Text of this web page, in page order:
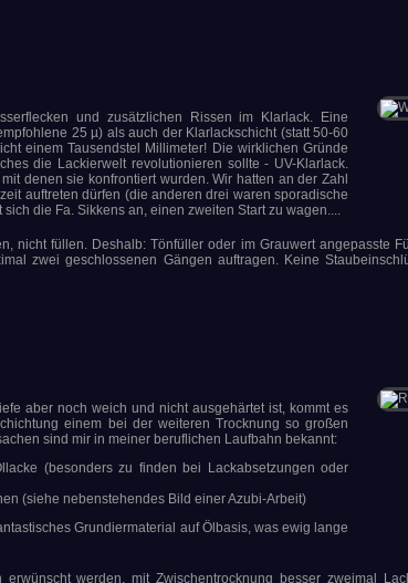
und zusätzlichen Rissen im Klarlack. Eine
25 µ) als auch der Klarlackschicht (statt 50-60
einem Tausendstel Millimeter! Die wirklichen Gründe
die Lackierwelt revolutionieren sollte - UV-Klarlack.
denen sie konfrontiert wurden. Wir hatten an der Zahl
auftreten dürfen (die anderen drei waren sporadische
die Fa. Sikkens an, einen zweiten Start zu wagen....
nicht füllen. Deshalb: Tönfüller oder im Grauwert angepasste
zwei geschlossenen Gängen auftragen. Keine
aber noch weich und nicht ausgehärtet ist, kommt es
einem bei der weiteren Trocknung so großen
sind mir in meiner beruflichen Laufbahn bekannt:
(besonders zu finden bei Lackabsetzungen oder
(siehe nebenstehendes Bild einer Azubi-Arbeit)
Grundiermaterial auf Ölbasis, was ewig lange
werden, mit Zwischentrocknung besser zweimal